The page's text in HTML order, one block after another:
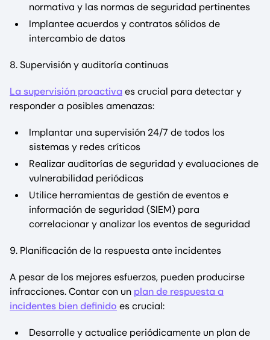
normativa y las normas de seguridad pertinentes
Implantee acuerdos y contratos sólidos de
intercambio de datos
8. Supervisión y auditoría continuas
La supervisión proactiva es crucial para detectar y
responder a posibles amenazas:
Implantar una supervisión 24/7 de todos los
sistemas y redes críticos
Realizar auditorías de seguridad y evaluaciones de
vulnerabilidad periódicas
Utilice herramientas de gestión de eventos e
información de seguridad (SIEM) para
correlacionar y analizar los eventos de seguridad
9. Planificación de la respuesta ante incidentes
A pesar de los mejores esfuerzos, pueden producirse
infracciones. Contar con un plan de respuesta a
incidentes bien definido es crucial:
Desarrolle y actualice periódicamente un plan de